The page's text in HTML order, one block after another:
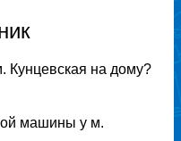
Кунцевская на дому?
машины у м.